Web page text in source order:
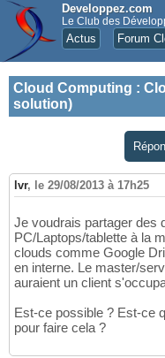
Developpez.com
Le Club des
Actus Forum
Cloud Computing :
solution)
lvr, le 29/08/2013 à 17h25
Je voudrais partager des
PC/Laptops/tablette à la
clouds comme Google
en interne. Le master/
auraient un client
Est-ce possible ? Est-ce
pour faire cela ?